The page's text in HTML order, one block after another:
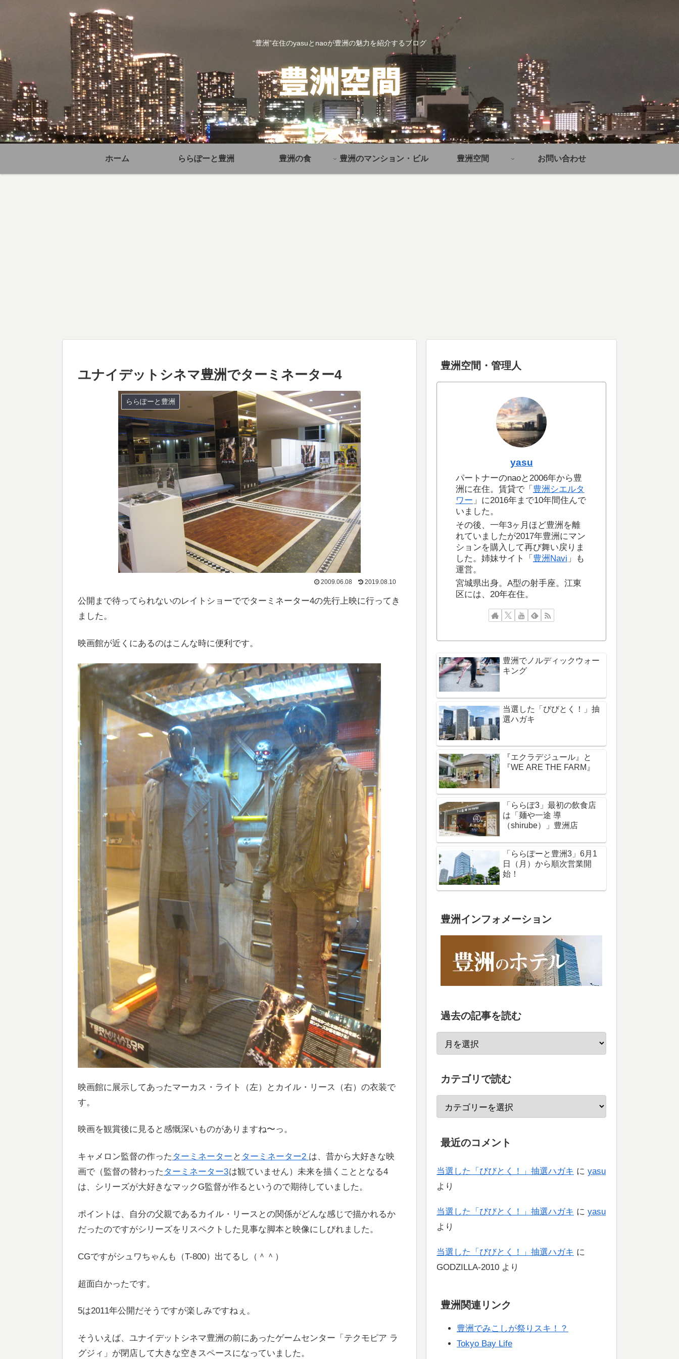
“豊洲”在住のyasuとnaoが豊洲の魅力を紹介するブログ
ホーム ららぽーと豊洲 豊洲の食 豊洲のマンション・ビル 豊洲空間 お問い合わせ
ユナイデットシネマ豊洲でターミネーター4
ららぽーと豊洲
2009.06.08 2019.08.10
公開まで待ってられないのレイトショーででターミネーター4の先行上映に行ってき
ました。
映画館が近くにあるのはこんな時に便利です。
映画館に展示してあったマーカス・ライト（左）とカイル・リース（右）の衣装で
す。
映画を観賞後に見ると感慨深いものがありますね〜っ。
キャメロン監督の作った ターミネーター と ターミネーター2 は、昔から大好きな映
画で（監督の替わった ターミネーター3は観ていません）未来を描くこととなる4
は、シリーズが大好きなマックG監督が作るというので期待していました。
ポイントは、自分の父親であるカイル・リースとの関係がどんな感じで描かれるか
だったのですがシリーズをリスペクトした見事な脚本と映像にしびれました。
CGですがシュワちゃんも（T-800）出てるし（＾＾）
超面白かったです。
5は2011年公開だそうですが楽しみですねぇ。
そういえば、ユナイデットシネマ豊洲の前にあったゲームセンター「テクモピア ラ
グジィ」が閉店して大きな空きスペースになっていました。
豊洲空間・管理人
yasu
パートナーのnaoと2006年から豊
洲に在住。賃貸で「 豊洲シエルタ
ワー 」に2016年まで10年間住んで
いました。
その後、一年3ヶ月ほど豊洲を離
れていましたが2017年豊洲にマン
ションを購入して再び舞い戻りま
した。姉妹サイト「 豊洲Navi 」も
運営。
宮城県出身。A型の射手座。江東
区には、20年在住。
豊洲でノルディックウォー
キング
当選した「びびとく！」抽
選ハガキ
『エクラデジュール』と
『WE ARE THE FARM』
「ららぽ3」最初の飲食店
は「麺や一途 導
（shirube）」豊洲店
「ららぽーと豊洲3」6月1
日（月）から順次営業開
始！
豊洲インフォメーション
過去の記事を読む
カテゴリで読む
最近のコメント
当選した「びびとく！」抽選ハガキ に yasu
より
当選した「びびとく！」抽選ハガキ に yasu
より
当選した「びびとく！」抽選ハガキ に
GODZILLA-2010 より
豊洲関連リンク
豊洲でみこしが祭りスキ！？
Tokyo Bay Life